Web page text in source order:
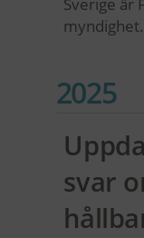
myndighet.
2025
svar